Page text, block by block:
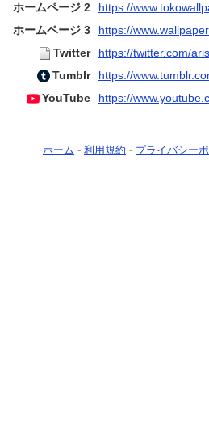
ホームページ 2
https://
ホームページ 3
https://
Twitter
https://twitter.com/
Tumblr
https://
YouTube
https://
ホーム - 利用規約 - プライバシー